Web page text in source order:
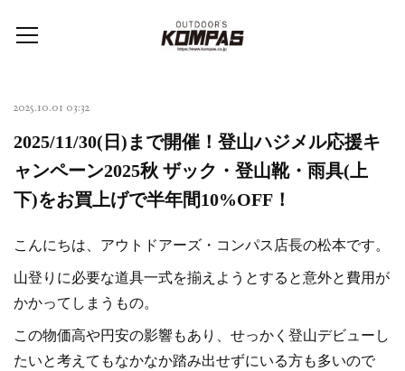
2025.10.01 03:32
2025/11/30(日)まで開催！登山ハジメル応援キ
ャンペーン2025秋 ザック・登山靴・雨具(上
下)をお買上げで半年間10%OFF！
こんにちは、アウトドアーズ・コンパス店長の松本です。
山登りに必要な道具一式を揃えようとすると意外と費用が
かかってしまうもの。
この物価高や円安の影響もあり、せっかく登山デビューし
たいと考えてもなかなか踏み出せずにいる方も多いので